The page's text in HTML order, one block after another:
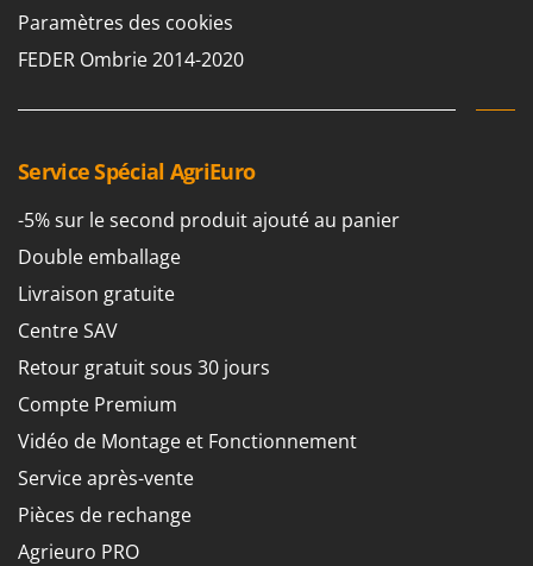
Paramètres des cookies
FEDER Ombrie 2014-2020
Service Spécial AgriEuro
-5% sur le second produit ajouté au panier
Double emballage
Livraison gratuite
Centre SAV
Retour gratuit sous 30 jours
Compte Premium
Vidéo de Montage et Fonctionnement
Service après-vente
Pièces de rechange
Agrieuro PRO